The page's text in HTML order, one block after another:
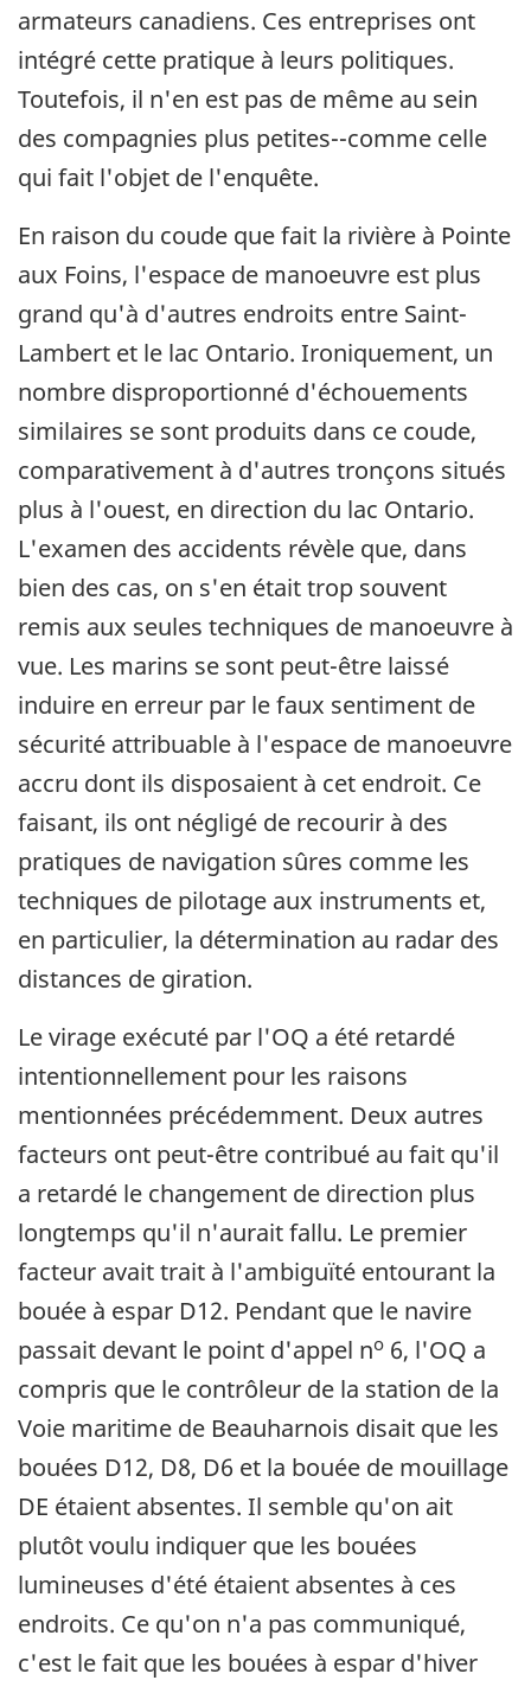
armateurs canadiens. Ces entreprises ont
intégré cette pratique à leurs politiques.
Toutefois, il n'en est pas de même au sein
des compagnies plus petites--comme celle
qui fait l'objet de l'enquête.
En raison du coude que fait la rivière à Pointe
aux Foins, l'espace de manoeuvre est plus
grand qu'à d'autres endroits entre Saint-
Lambert et le lac Ontario. Ironiquement, un
nombre disproportionné d'échouements
similaires se sont produits dans ce coude,
comparativement à d'autres tronçons situés
plus à l'ouest, en direction du lac Ontario.
L'examen des accidents révèle que, dans
bien des cas, on s'en était trop souvent
remis aux seules techniques de manoeuvre à
vue. Les marins se sont peut-être laissé
induire en erreur par le faux sentiment de
sécurité attribuable à l'espace de manoeuvre
accru dont ils disposaient à cet endroit. Ce
faisant, ils ont négligé de recourir à des
pratiques de navigation sûres comme les
techniques de pilotage aux instruments et,
en particulier, la détermination au radar des
distances de giration.
Le virage exécuté par l'OQ a été retardé
intentionnellement pour les raisons
mentionnées précédemment. Deux autres
facteurs ont peut-être contribué au fait qu'il
a retardé le changement de direction plus
longtemps qu'il n'aurait fallu. Le premier
facteur avait trait à l'ambiguïté entourant la
bouée à espar D12. Pendant que le navire
passait devant le point d'appel no 6, l'OQ a
compris que le contrôleur de la station de la
Voie maritime de Beauharnois disait que les
bouées D12, D8, D6 et la bouée de mouillage
DE étaient absentes. Il semble qu'on ait
plutôt voulu indiquer que les bouées
lumineuses d'été étaient absentes à ces
endroits. Ce qu'on n'a pas communiqué,
c'est le fait que les bouées à espar d'hiver